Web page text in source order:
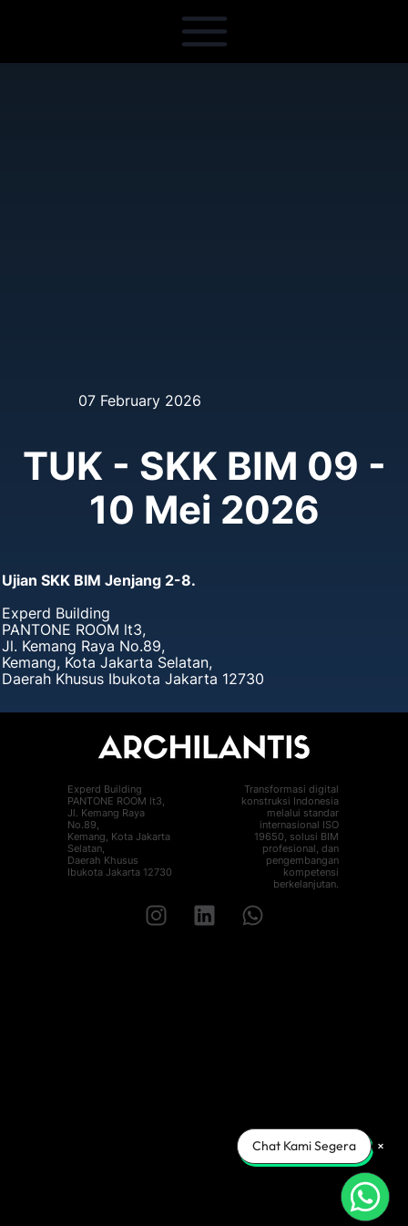
07 February 2026
TUK - SKK BIM 09 -
10 Mei 2026
Ujian SKK BIM Jenjang 2-8.
Experd Building
PANTONE ROOM lt3,
Jl. Kemang Raya No.89,
Kemang, Kota Jakarta Selatan,
Daerah Khusus Ibukota Jakarta 12730
Experd Building
PANTONE ROOM lt3,
Jl. Kemang Raya
No.89,
Kemang, Kota Jakarta
Selatan,
Daerah Khusus
Ibukota Jakarta 12730
Transformasi digital
konstruksi Indonesia
melalui standar
internasional ISO
19650, solusi BIM
profesional, dan
pengembangan
kompetensi
berkelanjutan.
Chat Kami Segera